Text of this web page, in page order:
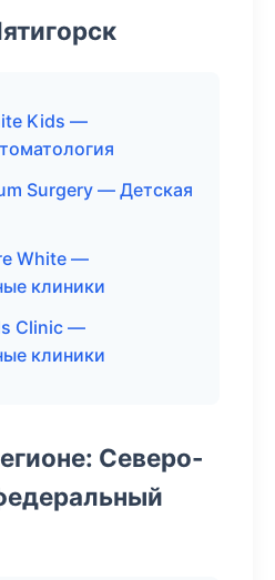
Kids —
Surgery — Детская
White —
клиники
Clinic —
клиники
Северо-